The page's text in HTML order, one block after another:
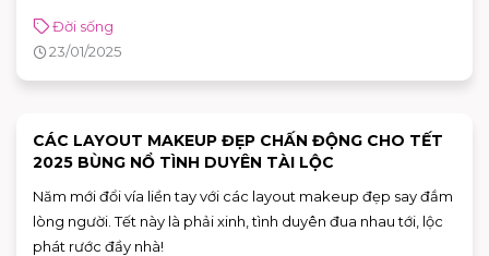
An tâm nhé, cùng AEON MALL Tân Phú Celadon khám phá
bí quyết chăm da khỏe cấp tốc mà vẫn cực kỳ khoa học, an
Đời sống
23/01/2025
CÁC LAYOUT MAKEUP ĐẸP CHẤN ĐỘNG CHO TẾT
2025 BÙNG NỔ TÌNH DUYÊN TÀI LỘC
Năm mới đổi vía liền tay với các layout makeup đẹp say đắm
lòng người. Tết này là phải xinh, tình duyên đua nhau tới, lộc
phát rước đầy nhà!